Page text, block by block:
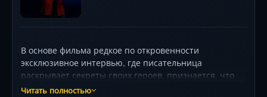
В основе фильма редкое по откровенности
эксклюзивное интервью, где писательница
раскрывает секреты своих героев, признается, что
больше не хочет писать о Гарри. Делится своими
Читать полностью